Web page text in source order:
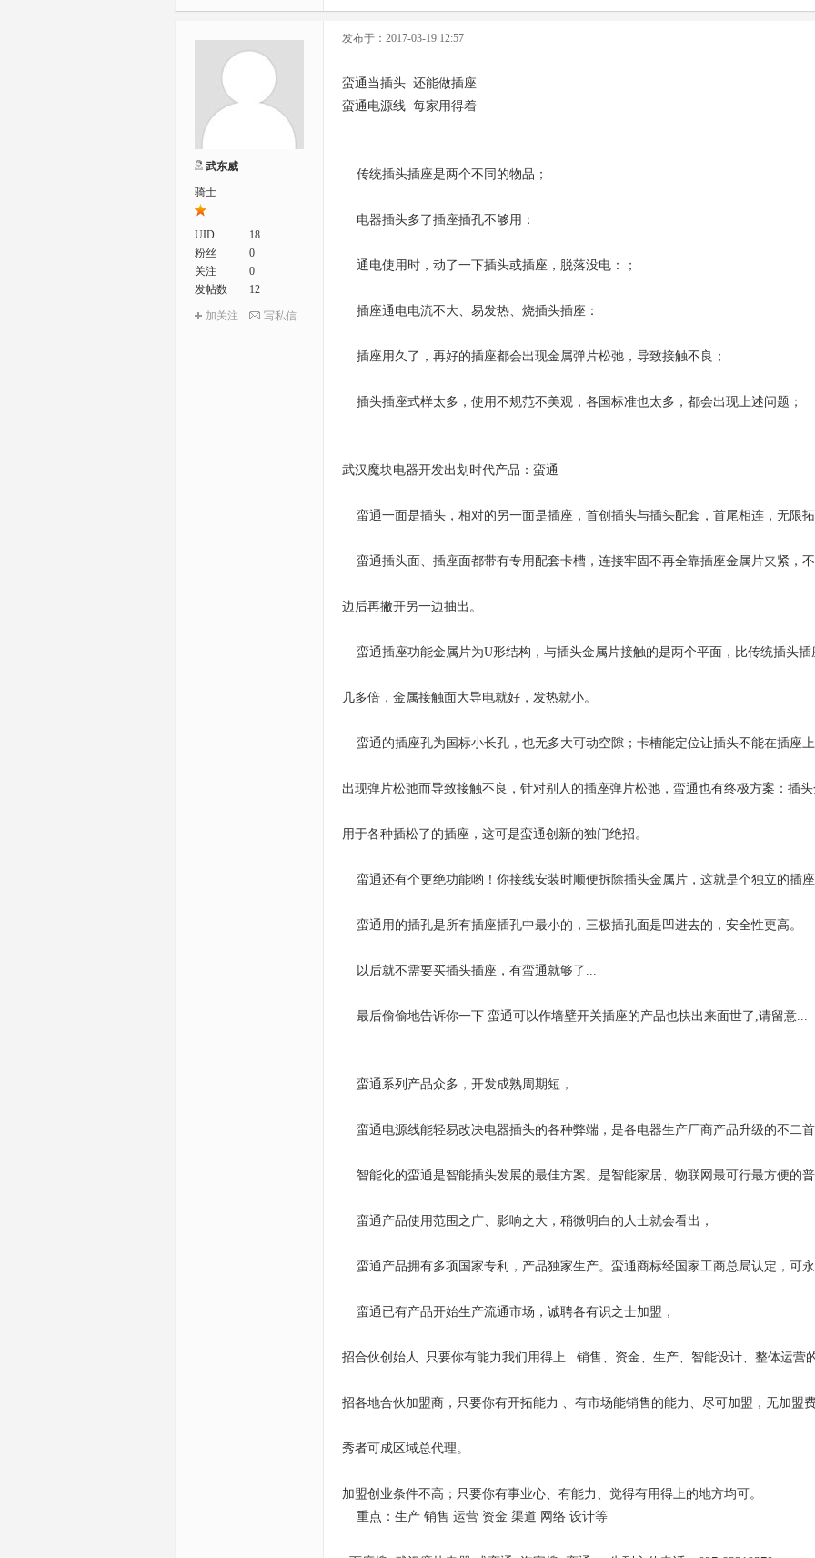
武东威
骑士
UID
18
粉丝
0
关注
0
发帖数
12
加关注 写私信
发布于：2017-03-19 12:57
蛮通当插头 还能做插座
蛮通电源线 每家用得着
传统插头插座是两个不同的物品；
电器插头多了插座插孔不够用：
通电使用时，动了一下插头或插座，脱落没电：；
插座通电电流不大、易发热、烧插头插座：
插座用久了，再好的插座都会出现金属弹片松弛，导致接触不良；
插头插座式样太多，使用不规范不美观，各国标准也太多，都会出现上述问题；
武汉魔块电器开发出划时代产品：蛮通
蛮通一面是插头，相对的另一面是插座，首创插头与插头配套，首尾相连，无限
蛮通插头面、插座面都带有专用配套卡槽，连接牢固不再全靠插座金属片夹紧，
边后再撇开另一边抽出。
蛮通插座功能金属片为U形结构，与插头金属片接触的是两个平面，比传统插头
几多倍，金属接触面大导电就好，发热就小。
蛮通的插座孔为国标小长孔，也无多大可动空隙；卡槽能定位让插头不能在插座
出现弹片松弛而导致接触不良，针对别人的插座弹片松弛，蛮通也有终极方案：插
用于各种插松了的插座，这可是蛮通创新的独门绝招。
蛮通还有个更绝功能哟！你接线安装时顺便拆除插头金属片，这就是个独立的插
蛮通用的插孔是所有插座插孔中最小的，三极插孔面是凹进去的，安全性更高。
以后就不需要买插头插座，有蛮通就够了...
最后偷偷地告诉你一下 蛮通可以作墙壁开关插座的产品也快出来面世了,请留意...
蛮通系列产品众多，开发成熟周期短，
蛮通电源线能轻易改决电器插头的各种弊端，是各电器生产厂商产品升级的不二
智能化的蛮通是智能插头发展的最佳方案。是智能家居、物联网最可行最方便的
蛮通产品使用范围之广、影响之大，稍微明白的人士就会看出，
蛮通产品拥有多项国家专利，产品独家生产。蛮通商标经国家工商总局认定，可
蛮通已有产品开始生产流通市场，诚聘各有识之士加盟，
招合伙创始人 只要你有能力我们用得上...销售、资金、生产、智能设计、整体运营
招各地合伙加盟商，只要你有开拓能力 、有市场能销售的能力、尽可加盟，无加盟
秀者可成区域总代理。
加盟创业条件不高；只要你有事业心、有能力、觉得有用得上的地方均可。
重点：生产 销售 运营 资金 渠道 网络 设计等